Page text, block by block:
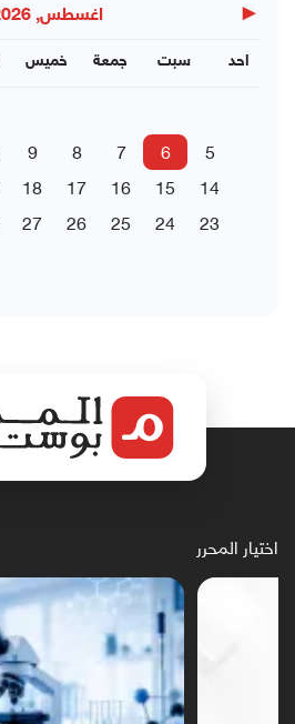
◀ اغسطس, 2026
خميس جمعة سبت احد
5
6
7
8
9
14
15
16
17
18
23
24
25
26
27
اختيار المحرر